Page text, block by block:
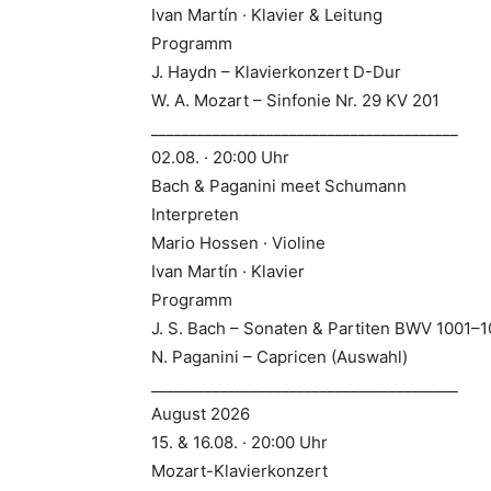
Ivan Martín · Klavier & Leitung
Programm
J. Haydn – Klavierkonzert D-Dur
W. A. Mozart – Sinfonie Nr. 29 KV 201
02.08. · 20:00 Uhr
Bach & Paganini meet Schumann
Interpreten
Mario Hossen · Violine
Ivan Martín · Klavier
Programm
J. S. Bach – Sonaten & Partiten BWV
N. Paganini – Capricen (Auswahl)
August 2026
15. & 16.08. · 20:00 Uhr
Mozart-Klavierkonzert